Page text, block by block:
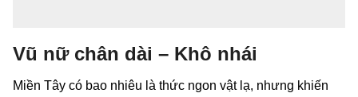
Vũ nữ chân dài – Khô nhái
Miền Tây có bao nhiêu là thức ngon vật lạ, nhưng khiến